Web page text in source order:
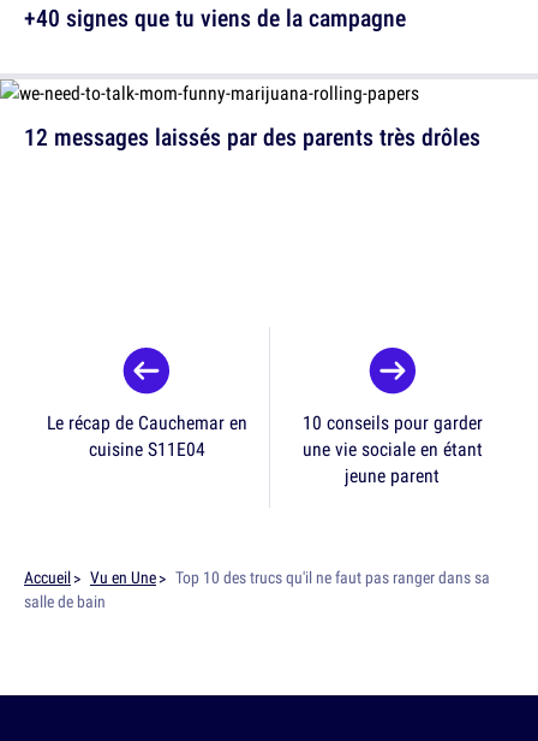
12 messages laissés par des parents très drôles
+40 signes que tu viens de la campagne
Le récap de Cauchemar en
cuisine S11E04
10 conseils pour garder
une vie sociale en étant
jeune parent
Accueil Vu en Une
Top 10 des trucs qu'il ne faut pas ranger dans sa
salle de bain